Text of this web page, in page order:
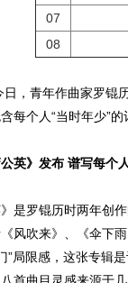
07
08
青年作曲家罗锟历
每个人“当时年少”
英》发布 谱写每个
罗锟历时两年创作
风吹来》、《伞下
”局限感，这张专辑